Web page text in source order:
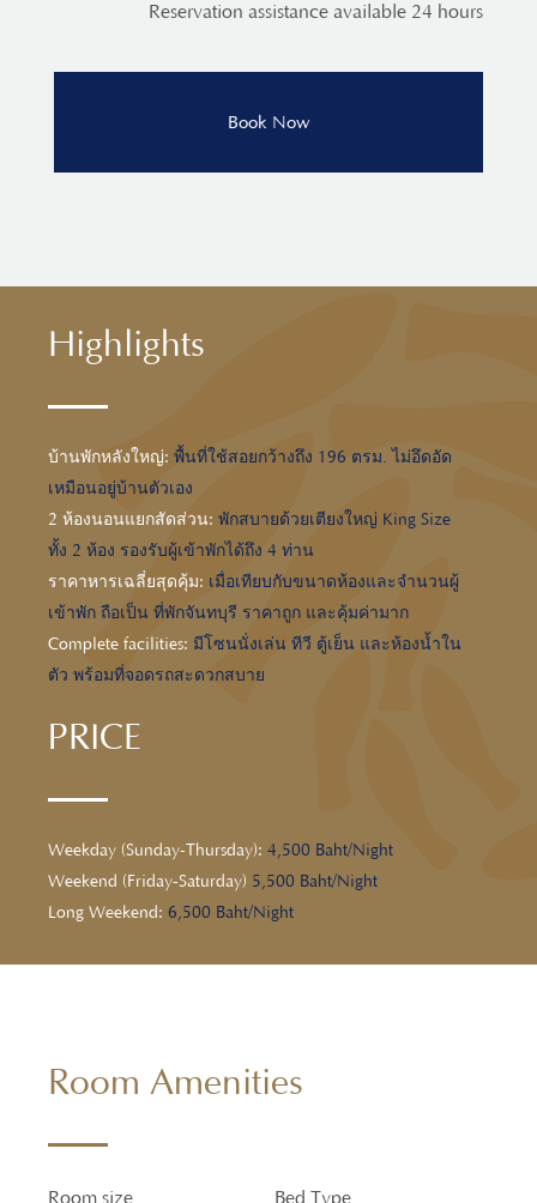
Reservation assistance available 24 hours
Highlights
บ้านพักหลังใหญ่: พื้นที่ใช้สอยกว้างถึง 196 ตรม. ไม่อึดอัด
เหมือนอยู่บ้านตัวเอง
2 ห้องนอนแยกสัดส่วน: พักสบายด้วยเตียงใหญ่ King Size
ทั้ง 2 ห้อง รองรับผู้เข้าพักได้ถึง 4 ท่าน
ราคาหารเฉลี่ยสุดคุ้ม: เมื่อเทียบกับขนาดห้องและจำนวนผู้
เข้าพัก ถือเป็น ที่พักจันทบุรี ราคาถูก และคุ้มค่ามาก
Complete facilities: มีโซนนั่งเล่น ทีวี ตู้เย็น และห้องน้ำใน
ตัว พร้อมที่จอดรถสะดวกสบาย
PRICE
Weekday (Sunday-Thursday): 4,500 Baht/Night
Weekend (Friday-Saturday) 5,500 Baht/Night
Long Weekend: 6,500 Baht/Night
Room Amenities
Room size Bed Type